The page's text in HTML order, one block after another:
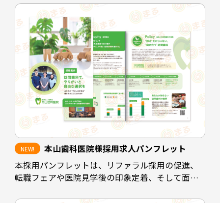
れた方や、電話予約に抵抗のある方に対して予約
を取りやすくすることが目的です。
診療時間を掲載することで患者様にも予約可能な
時間の選定をスムーズにし、ホームページや
instagramなど情報発信の場も見ていただけるよう
な配置にしています。
担当デザイナー 清長 ＞＞
本山歯科医院様採用求人パンフレット
本採用パンフレットは、リファラル採用の促進、
転職フェアや医院見学後の印象定着、そして面接